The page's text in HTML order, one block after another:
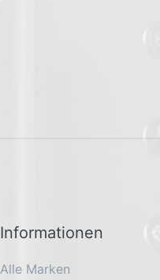
Informationen
Alle Marken